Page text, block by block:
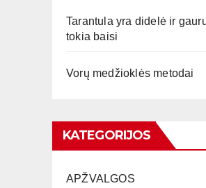
Tarantula yra didelė ir
tokia baisi
Vorų medžioklės metodai
KATEGORIJOS
APŽVALGOS